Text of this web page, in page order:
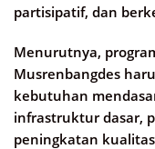
partisipatif, dan
Menurutnya,
Musrenbangdes
kebutuhan
infrastruktur dasar,
peningkatan